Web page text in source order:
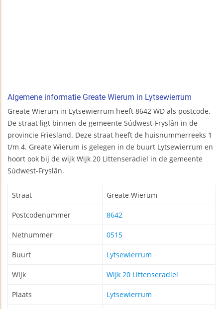
Algemene informatie Greate Wierum in Lytsewierrum
Greate Wierum in Lytsewierrum heeft 8642 WD als postcode.
De straat ligt binnen de gemeente Súdwest-Fryslân in de
provincie Friesland. Deze straat heeft de huisnummerreeks 1
t/m 4. Greate Wierum is gelegen in de buurt Lytsewierrum en
hoort ook bij de wijk Wijk 20 Littenseradiel in de gemeente
Súdwest-Fryslân.
Straat Greate Wierum
Postcodenummer 8642
Netnummer 0515
Buurt Lytsewierrum
Wijk Wijk 20 Littenseradiel
Plaats Lytsewierrum